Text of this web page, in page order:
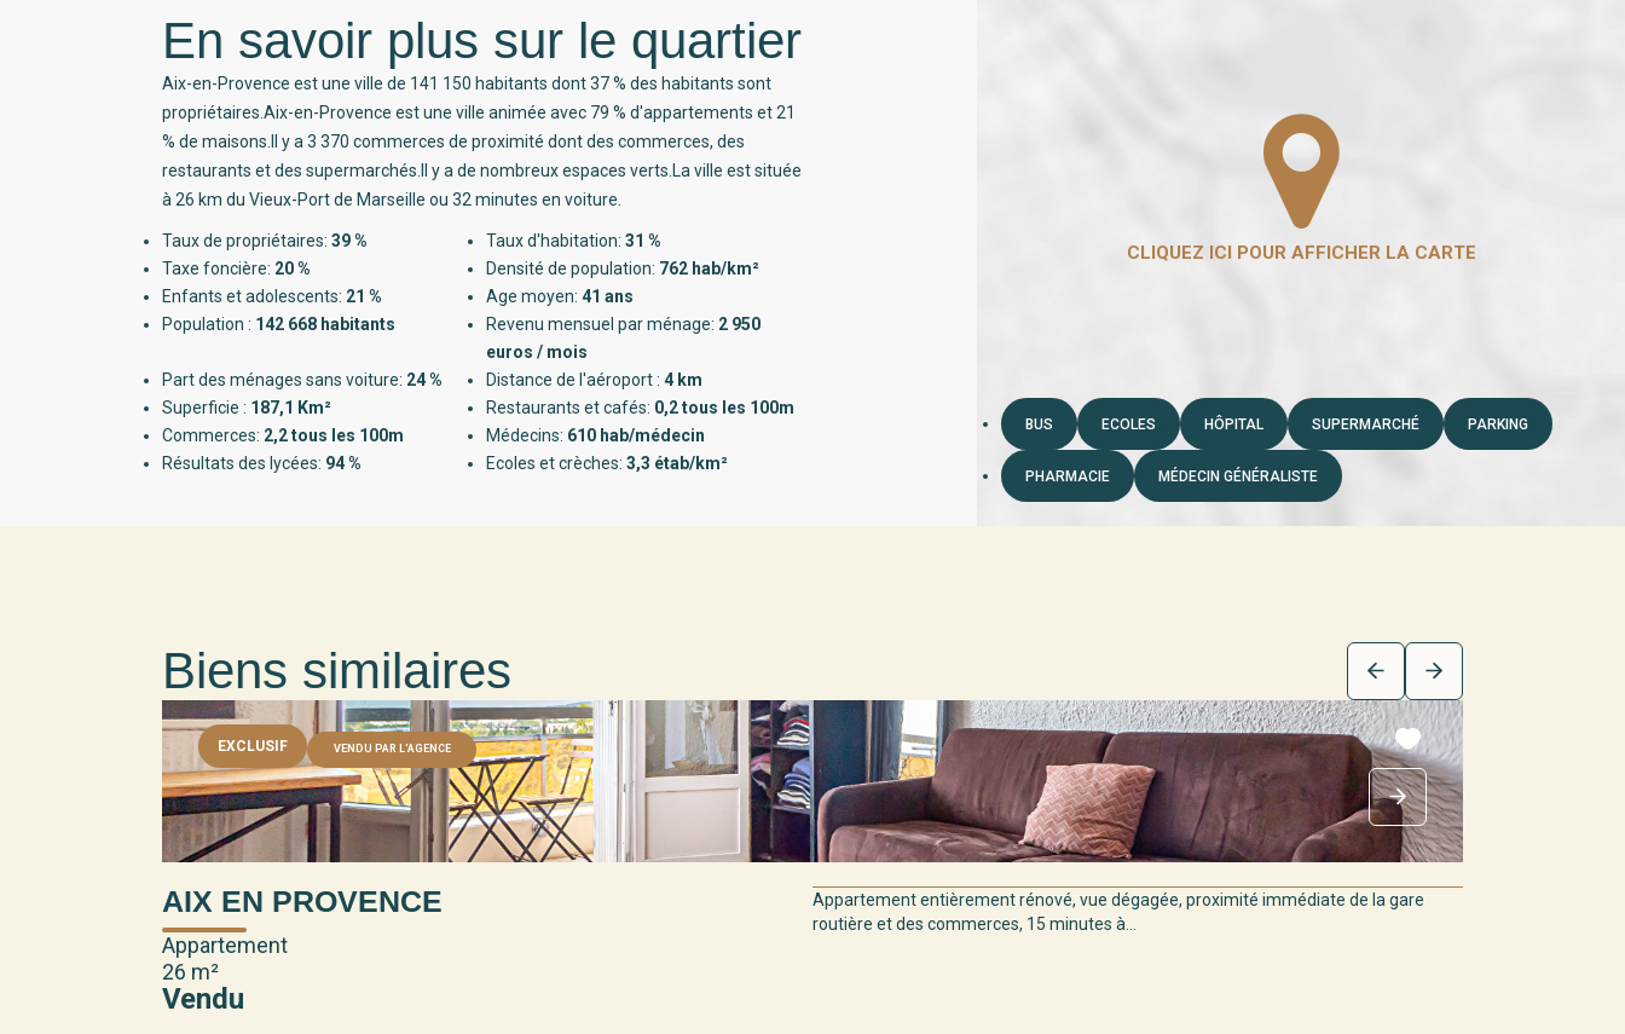
En savoir plus sur le quartier
Aix-en-Provence est une ville de 141 150 habitants dont 37 % des habitants sont
propriétaires.Aix-en-Provence est une ville animée avec 79 % d'appartements et 21
% de maisons.Il y a 3 370 commerces de proximité dont des commerces, des
restaurants et des supermarchés.Il y a de nombreux espaces verts.La ville est située
à 26 km du Vieux-Port de Marseille ou 32 minutes en voiture.
Taux de propriétaires:39 % Taux d'habitation:31 %
Taxe foncière: 20 % Densité de population: 762 hab/km²
Enfants et adolescents: 21 % Age moyen:41 ans
Population : 142 668 habitants Revenu mensuel par ménage: 2 950
euros / mois
Part des ménages sans voiture: 24 % Distance de l'aéroport :4 km
Superficie : 187,1 Km² Restaurants et cafés: 0,2 tous les 100m
Commerces: 2,2 tous les 100m Médecins: 610 hab/médecin
Résultats des lycées: 94 % Ecoles et crèches:3,3 étab/km²
BUS ECOLES HÔPITAL SUPERMARCHÉ PARKING
PHARMACIE MÉDECIN GÉNÉRALISTE
Biens similaires
EXCLUSIF VENDU PAR L'AGENCE
AIX EN PROVENCE
Appartement
26 m²
Vendu
Appartement entièrement rénové, vue dégagée, proximité immédiate de la gare
routière et des commerces, 15 minutes à...